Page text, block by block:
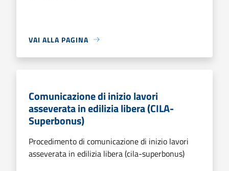
VAI ALLA PAGINA
Comunicazione di inizio lavori
asseverata in edilizia libera (CILA-
Superbonus)
Procedimento di comunicazione di inizio lavori
asseverata in edilizia libera (cila-superbonus)